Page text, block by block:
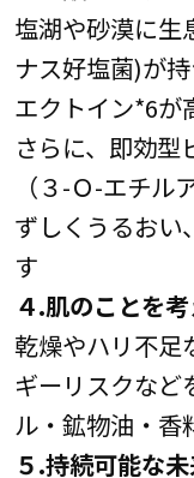
塩湖や砂漠に生
ナス好塩菌)が
エクトイン*6が
さらに、即効型
（３-Ｏ-エチ
ずしくうるおい
す
４.肌のことを
乾燥やハリ不足
ギーリスクなど
ル・鉱物油・香
５.持続可能な